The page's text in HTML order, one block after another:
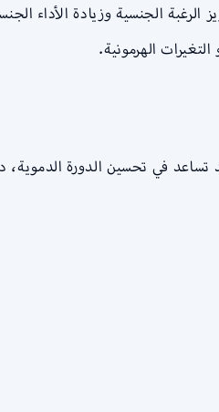
الجنسية وزيادة الأداء
الهرمونية.
في تحسين الدورة